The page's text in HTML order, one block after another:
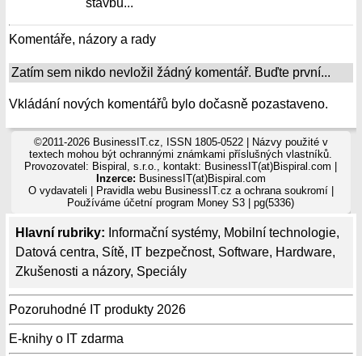
Hlavní rubriky: Informační systémy, Mobilní technologie,
Datová centra, Sítě, IT bezpečnost, Software, Hardware,
Zkušenosti a názory, Speciály
Pozoruhodné IT produkty 2026
E-knihy o IT zdarma
stavbu...
Komentáře, názory a rady
Zatím sem nikdo nevložil žádný komentář. Buďte první...
Vkládání nových komentářů bylo dočasně pozastaveno.
©2011-2026 BusinessIT.cz, ISSN 1805-0522 | Názvy použité v
textech mohou být ochrannými známkami příslušných vlastníků.
Provozovatel: Bispiral, s.r.o., kontakt: BusinessIT(at)Bispiral.com |
Inzerce: BusinessIT(at)Bispiral.com
O vydavateli
Pravidla webu BusinessIT.cz a ochrana soukromí|
Používámeúčetní program Money S3 | pg(5336)